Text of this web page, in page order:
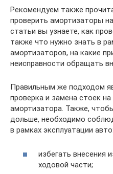
Рекомендуем также
проверить амортизаторы
статьи вы узнаете, как
также что нужно знать в
амортизаторов, на какие
неисправности обращать
Правильным же подходом
проверка и замена стоек
амортизатора. Также,
дольше, необходимо
в рамках эксплуатации авто:
избегать внесения
ходовой части;